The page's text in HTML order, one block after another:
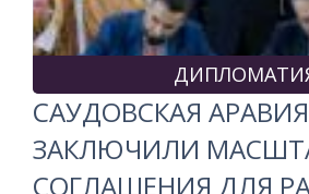
САУДОВСКАЯ
ЗАКЛЮЧИЛИ
СОГЛАШЕНИЯ ДЛЯ